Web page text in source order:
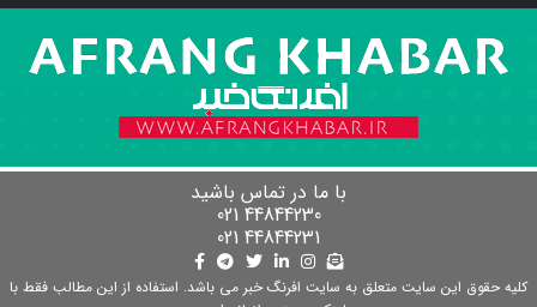
با ما در تماس باشید
44844230 021
44844231 021
کلیه حقوق این سایت متعلق به سایت افرنگ خبر می باشد. استفاده از این مطالب فقط با